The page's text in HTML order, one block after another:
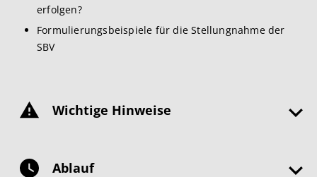
erfolgen?
Formulierungsbeispiele für die Stellungnahme der
SBV
Wichtige Hinweise
Ablauf